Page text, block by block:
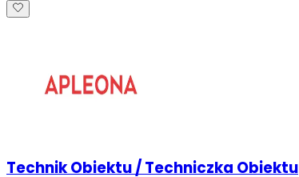
Technik Obiektu / Techniczka Obiektu